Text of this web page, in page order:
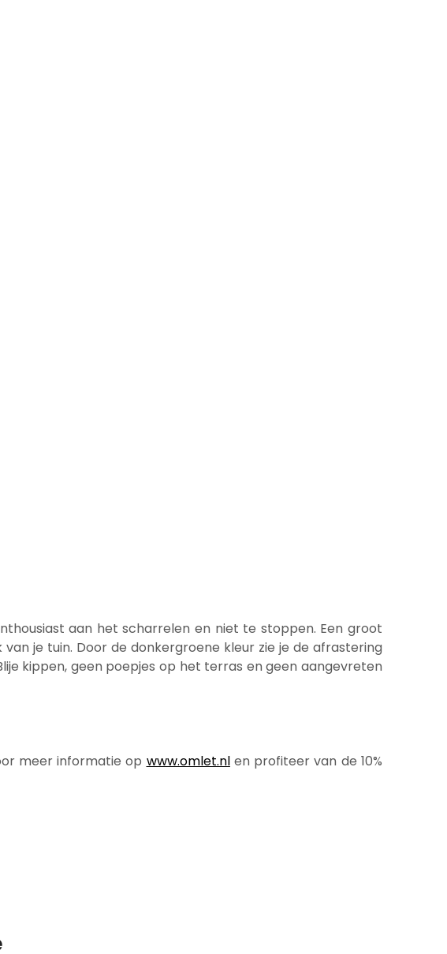
aan het scharrelen en niet te stoppen. Een groot
je tuin. Door de donkergroene kleur zie je de afrastering
kippen, geen poepjes op het terras en geen aangevreten
meer informatie op www.omlet.nlen profiteer van de 10%